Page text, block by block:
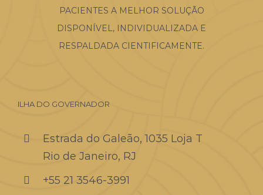
PACIENTES A MELHOR SOLUÇÃO
DISPONÍVEL, INDIVIDUALIZADA E
RESPALDADA CIENTIFICAMENTE.
ILHA DO GOVERNADOR
Estrada do Galeão, 1035 Loja T
Rio de Janeiro, RJ
+55 21 3546-3991